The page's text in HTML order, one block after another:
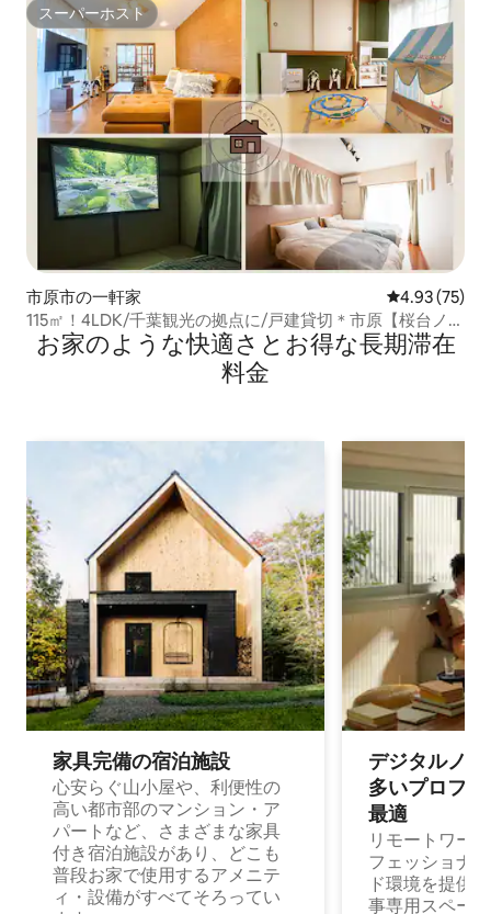
スーパーホスト
スーパーホスト
市原市の一軒家 レビュー75
4.93 (75)
115㎡！4LDK/千葉観光の拠点に/戸建貸切＊市原【桜台ノイ
エ】最大8名/ベッド6台
お家のような快⁠適⁠さ⁠とお⁠得⁠な長⁠期⁠滞⁠在
料⁠金
家具完備の宿⁠泊⁠施⁠設
心安らぐ山小屋や、利便性の
高い都市部のマンション・ア
パートなど、さまざまな家具
付き宿泊施設があり、どこも
普段お家で使用するアメニテ
ィ・設備がすべてそろってい
デジタルノ
多⁠いプ⁠ロ⁠フ⁠
最⁠適
リモートワー
フェッショナ
ド環境を提供
事専用スペー